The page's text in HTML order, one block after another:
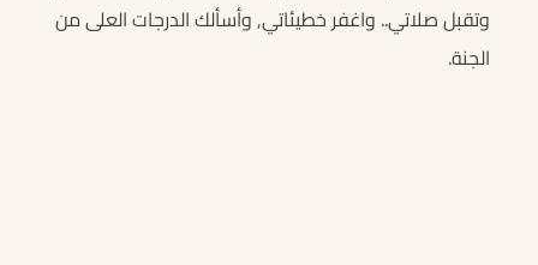
وتقبل صلاتي.. واغفر خطيئاتي, وأسألك الدرجات العلى من
الجنة.